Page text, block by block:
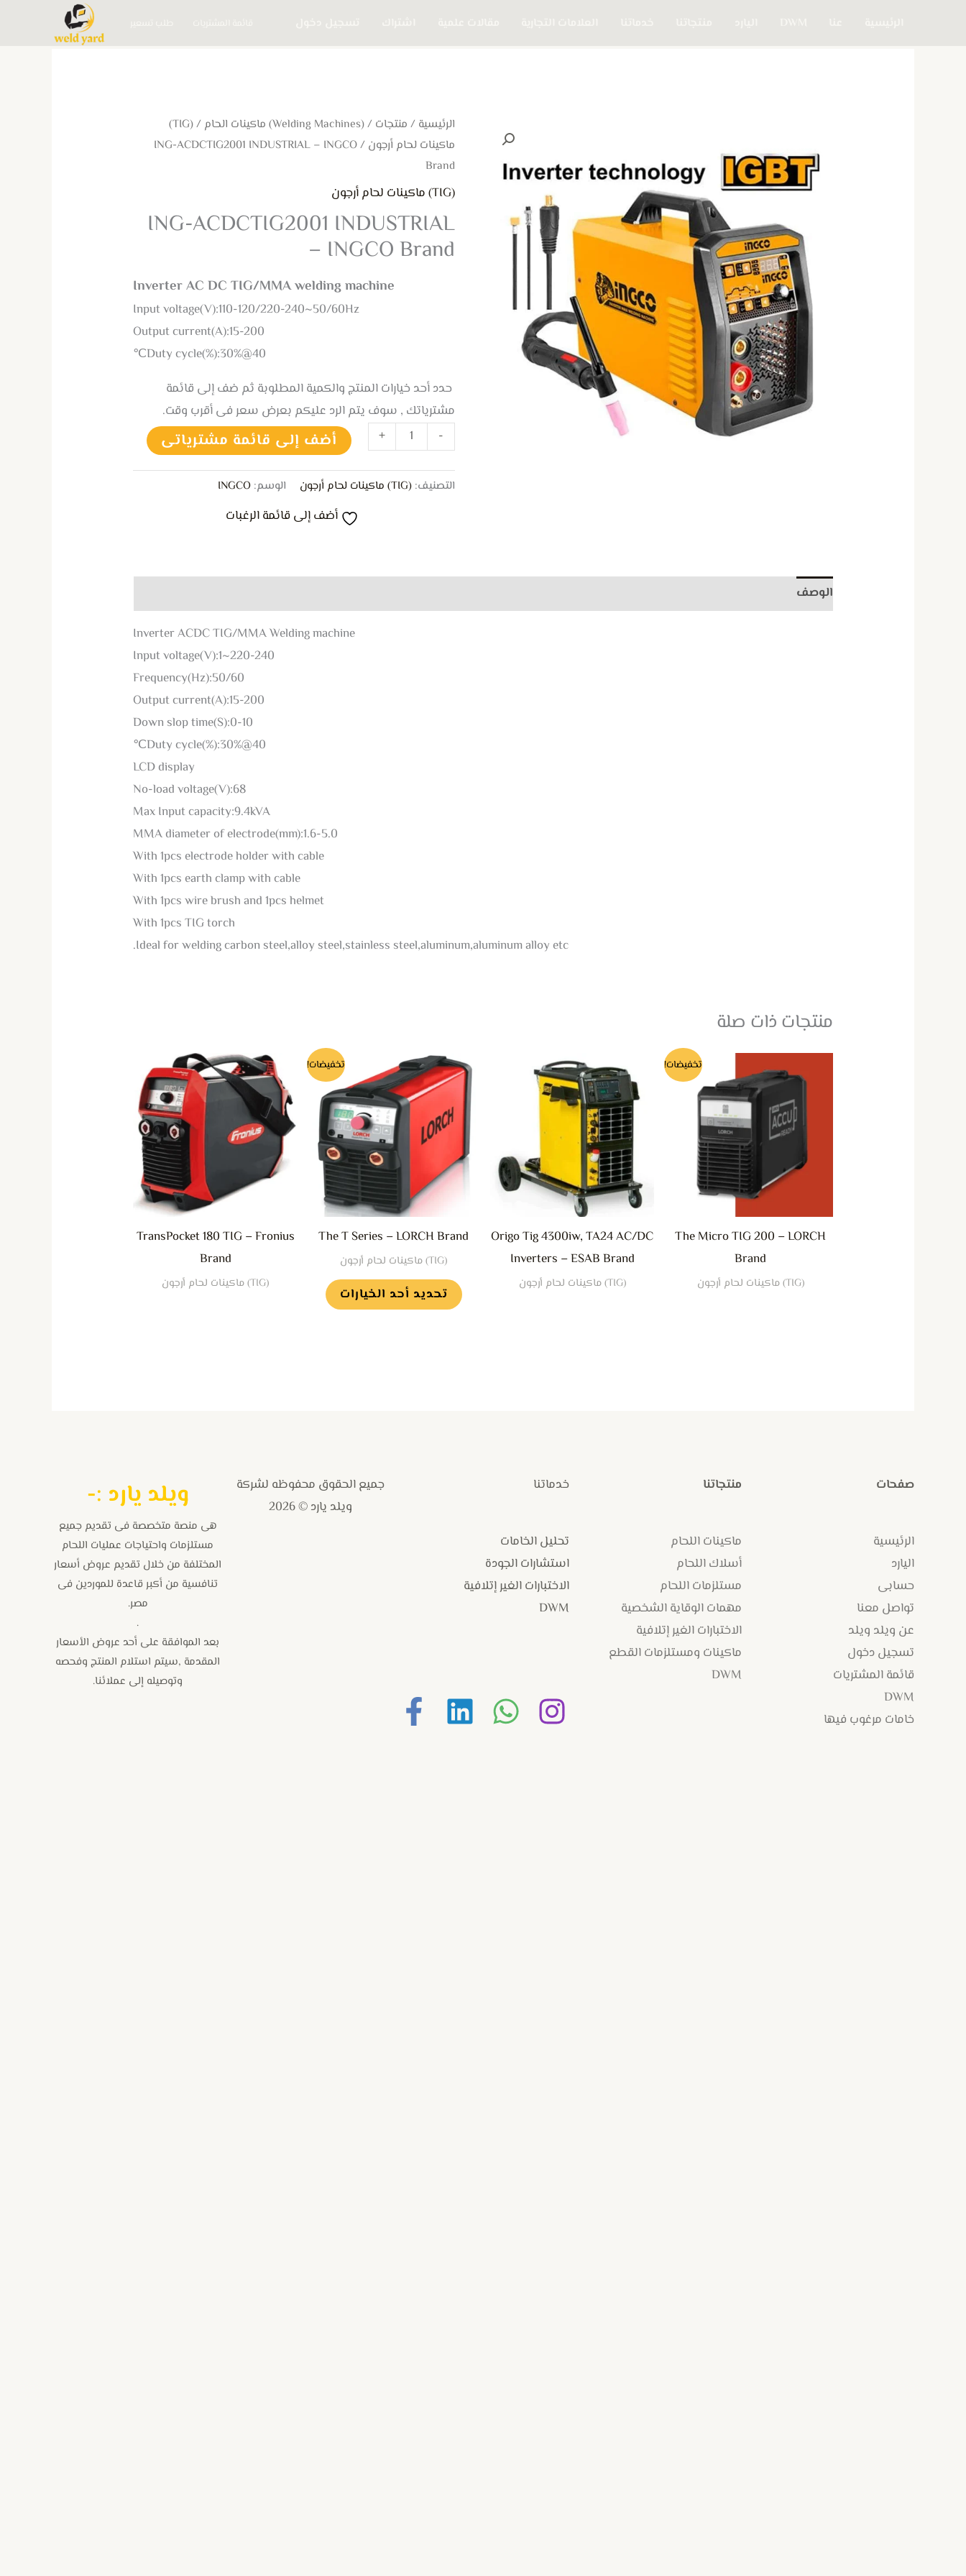
الرئيسية / منتجات /(Welding Machines) ماكينات الحام /
(TIG)
ماكينات لحام أرجون
/ ING-ACDCTIG2001 INDUSTRIAL – INGCO
Brand
(TIG) ماكينات لحام أرجون
ING-ACDCTIG2001 INDUSTRIAL
– INGCO Brand
Inverter AC DC TIG/MMA welding machine
Input voltage(V):110-120/220-240~50/60Hz
Output current(A):15-200
Duty cycle(%):30%@40℃
حدد أحد خيارات المنتج والكمية المطلوبة ثم ضف إلى قائمة
مشترياتك , سوف يتم الرد عليكم بعرض سعر فى أقرب وقت.
-
ACDCTIG2001
INDUSTRIAL
INGCO
Brand
+ أضف إلى قائمة مشترياتى
التصنيف: (TIG) ماكينات لحام أرجون الوسم: INGCO
أضف إلى قائمة الرغبات
الوصف
Inverter ACDC TIG/MMA Welding machine
Input voltage(V):1~220-240
Frequency(Hz):50/60
Output current(A):15-200
Down slop time(S):0-10
Duty cycle(%):30%@40℃
LCD display
No-load voltage(V):68
Max Input capacity:9.4kVA
MMA diameter of electrode(mm):1.6-5.0
With 1pcs electrode holder with cable
With 1pcs earth clamp with cable
With 1pcs wire brush and 1pcs helmet
With 1pcs TIG torch
Ideal for welding carbon steel,alloy steel,stainless steel,aluminum,aluminum alloy etc.
منتجات ذات صلة
تخفيضات!
The Micro TIG 200 – LORCH
Brand
(TIG) ماكينات لحام أرجون
Origo Tig 4300iw, TA24 AC/DC
Inverters – ESAB Brand
(TIG) ماكينات لحام أرجون
تخفيضات!
The T Series – LORCH Brand
(TIG) ماكينات لحام أرجون
تحديد أحد الخيارات
هناك
العديد
من
الأشكال
المختلفة
لهذا
المنتج.
يمكن
اختيار
على
TransPocket 180 TIG – Fronius
Brand
(TIG) ماكينات لحام أرجون
صفحات
الرئيسية
اليارد
حسابى
تواصل معنا
عن ويلد ويلد
تسجيل دخول
قائمة المشتريات
DWM
خامات مرغوب فيها
منتجاتنا
ماكينات اللحام
أسلاك اللحام
مستلزمات اللحام
مهمات الوقاية الشخصية
الاختبارات الغير إتلافية
ماكينات ومستلزمات القطع
DWM
خدماتنا
تحليل الخامات
استشارات الجودة
الاختبارات الغير إتلافية
DWM
جميع الحقوق محفوظه لشركة
ويلد يارد © 2026
ويلد يارد :-
هى منصة متخصصة فى تقديم جميع
مستلزمات واحتياجات عمليات اللحام
المختلفة من خلال تقديم عروض أسعار
تنافسية من أكبر قاعدة للموردين فى
مصر.
.
بعد الموافقة على أحد عروض الأسعار
المقدمة ,سيتم استلام المنتج وفحصه
وتوصيله إلى عملائنا.